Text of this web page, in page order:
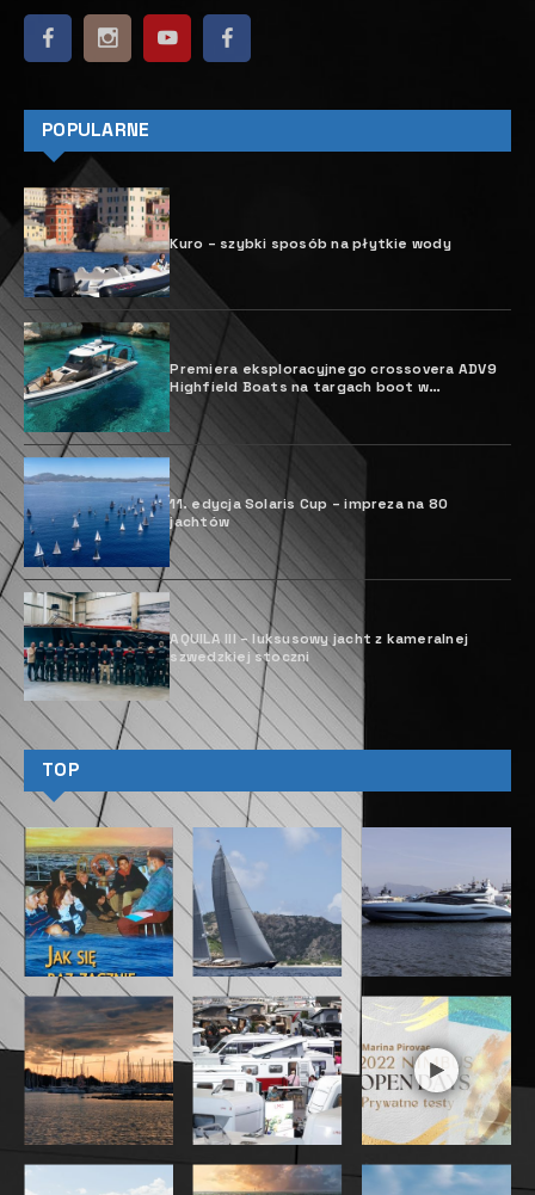
Rex Schober
D
przedsiębiorców, mających duże
doświadczenie w branży turystycznej
i czarterowej, spełniło swoje marzenie
o własnej marce łodzi do celów
rekreacyjnych i czarterowych. Stworzywszy projekt
o nazwie Nikhen Aquasun 34, połączyli najwyższy
możliwy komfort z łatwością obsługi.
Stocznia Nikhen zlokalizowana w Olsztynie, stolicy
Warmii i Mazur, została założona w 2016 roku przez
„starych fachowców” z branży turystyki wodnej.
Nazwa „Nikhen” oznacza pierwsze sylaby imion
Nikolai i Hendrick, a wywodzi się od dwóch
założycieli o wieloletnim doświadczeniu w branży
czarterów. Projekt otrzymał dofinansowanie z Unii